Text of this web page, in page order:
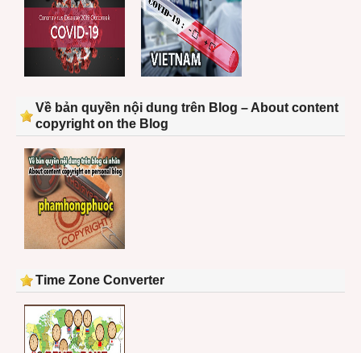
Về bản quyền nội dung trên Blog – About content
copyright on the Blog
Time Zone Converter